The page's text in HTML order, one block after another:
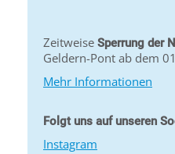
Zeitweise Sperrung der
Geldern-Pont ab dem
Mehr Informationen
Folgt uns auf unseren
Instagram